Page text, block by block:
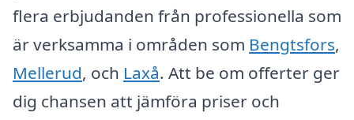
flera erbjudanden från professionella som
är verksamma i områden som Bengtsfors,
Mellerud, och Laxå. Att be om offerter ger
dig chansen att jämföra priser och